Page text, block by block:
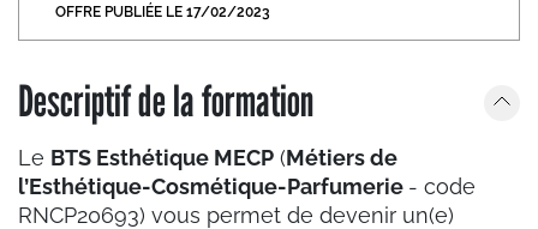
OFFRE PUBLIÉE LE 17/02/2023
Descriptif de la formation
Le BTS Esthétique MECP (Métiers de
l’Esthétique-Cosmétique-Parfumerie - code
RNCP20693) vous permet de devenir un(e)